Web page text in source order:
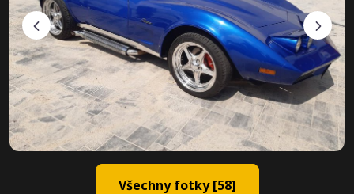
Všechny fotky [58]